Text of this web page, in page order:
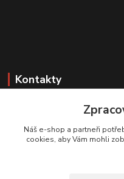
Kontakty
Zákaznická podpora
+420 608
(Po-Pá, 11-17 hod.;
Náš e-shop a partneři
cookies, aby Vám mohli